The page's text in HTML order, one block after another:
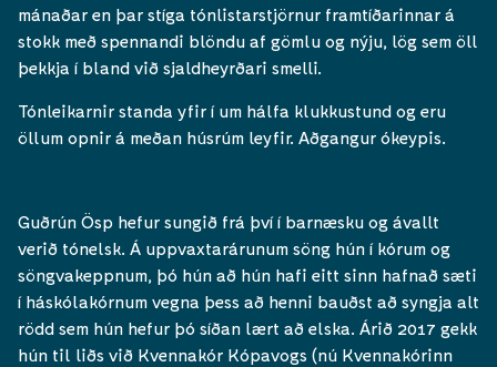
mánaðar en þar stíga tónlistarstjörnur framtíðarinnar á
stokk með spennandi blöndu af gömlu og nýju, lög sem öll
þekkja í bland við sjaldheyrðari smelli.
Tónleikarnir standa yfir í um hálfa klukkustund og eru
öllum opnir á meðan húsrúm leyfir. Aðgangur ókeypis.
Guðrún Ösp hefur sungið frá því í barnæsku og ávallt
verið tónelsk. Á uppvaxtarárunum söng hún í kórum og
söngvakeppnum, þó hún að hún hafi eitt sinn hafnað sæti
í háskólakórnum vegna þess að henni bauðst að syngja alt
rödd sem hún hefur þó síðan lært að elska. Árið 2017 gekk
hún til liðs við Kvennakór Kópavogs (nú Kvennakórinn